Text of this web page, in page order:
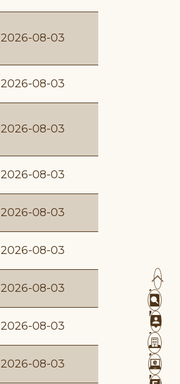
2026-08-03
2026-08-03
2026-08-03
2026-08-03
2026-08-03
2026-08-03
2026-08-03
2026-08-03
2026-08-03